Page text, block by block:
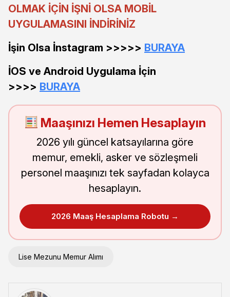
OLMAK İÇİN İŞNİ OLSA MOBİL
UYGULAMASINI İNDİRİNİZ
İşin Olsa İnstagram >>>>> BURAYA
İOS ve Android Uygulama İçin
>>>> BURAYA
Maaşınızı Hemen Hesaplayın
2026 yılı güncel katsayılarına göre
memur, emekli, asker ve sözleşmeli
personel maaşınızı tek sayfadan kolayca
hesaplayın.
2026 Maaş Hesaplama Robotu →
Lise Mezunu Memur Alımı